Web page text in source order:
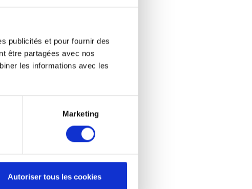
publicités et pour fournir des
être partagées avec nos
les informations avec les
Marketing
Autoriser tous les cookies